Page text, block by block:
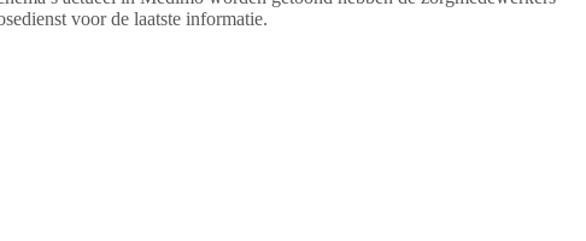
voor de laatste informatie.